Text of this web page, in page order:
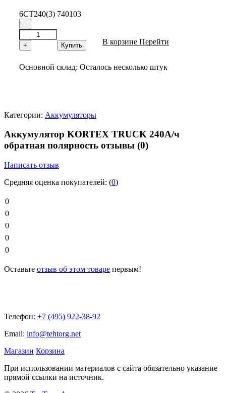
6СТ240(3) 740103
−
+ Купить В корзине Перейти
Основной склад: Осталось несколько штук
Категории: Аккумуляторы
Аккумулятор KORTEX TRUCK 240А/ч
обратная полярность отзывы (0)
Написать отзыв
Средняя оценка покупателей: (0)
0
0
0
0
0
Оставьте отзыв об этом товаре первым!
Телефон: +7 (495) 922-38-92
Email: info@tehtorg.net
Магазин Корзина
При использовании материалов с сайта обязательно указание
прямой ссылки на источник.